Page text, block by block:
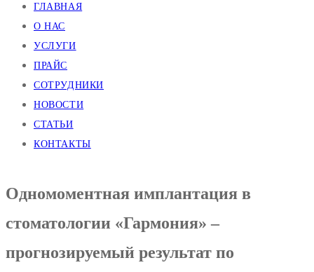
ГЛАВНАЯ
О НАС
УСЛУГИ
ПРАЙС
СОТРУДНИКИ
НОВОСТИ
СТАТЬИ
КОНТАКТЫ
Одномоментная имплантация в
стоматологии «Гармония» –
прогнозируемый результат по